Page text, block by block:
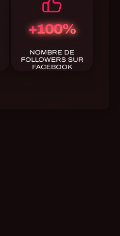
+100%
NOMBRE DE
FOLLOWERS SUR
FACEBOOK